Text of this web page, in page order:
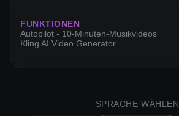
FUNKTIONEN
Autopilot - 10-Minuten-Musikvideos
Kling AI Video Generator
SPRACHE WÄHLEN